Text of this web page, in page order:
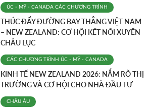
ÚC - MỸ - CANADA CÁC CHƯƠNG TRÌNH
THÚC ĐẨY ĐƯỜNG BAY THẲNG VIỆT NAM
– NEW ZEALAND: CƠ HỘI KẾT NỐI XUYÊN
CHÂU LỤC
CÁC CHƯƠNG TRÌNH ÚC - MỸ - CANADA
KINH TẾ NEW ZEALAND 2026: NẮM RÕ THỊ
TRƯỜNG VÀ CƠ HỘI CHO NHÀ ĐẦU TƯ
CHÂU ÂU